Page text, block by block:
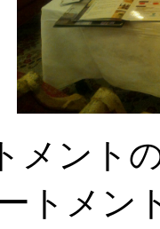
メント
トメン